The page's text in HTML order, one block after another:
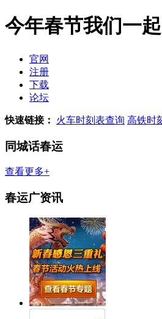
今年春节我们一起
官网
注册
下载
论坛
快速链接： 火车时刻表查询 高铁时
同城话春运
查看更多+
春运广资讯